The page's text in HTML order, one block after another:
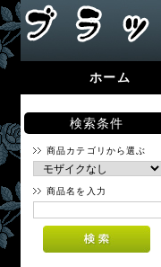
ホーム
検索条件
商品カテゴリから選ぶ
商品名を入力